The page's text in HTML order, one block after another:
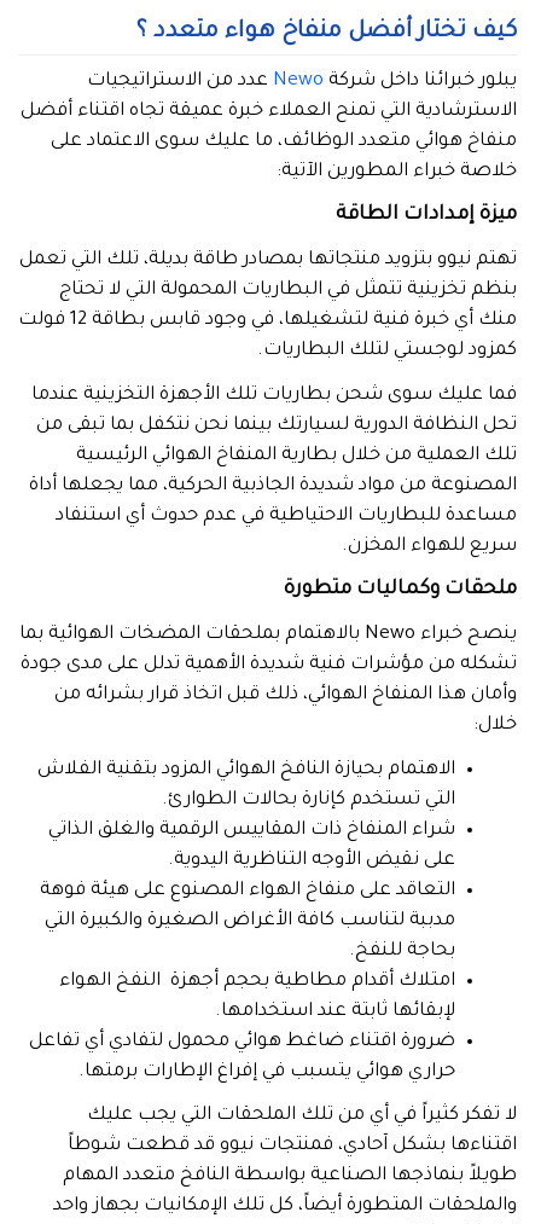
كيف تختار أفضل منفاخ هواء متعدد ؟
يبلور خبرائنا داخل شركة Newo عدد من الاستراتيجيات
الاسترشادية التي تمنح العملاء خبرة عميقة تجاه اقتناء أفضل
منفاخ هوائي متعدد الوظائف، ما عليك سوى الاعتماد على
خلاصة خبراء المطورين الآتية:
ميزة إمدادات الطاقة
تهتم نيوو بتزويد منتجاتها بمصادر طاقة بديلة، تلك التي تعمل
بنظم تخزينية تتمثل في البطاريات المحمولة التي لا تحتاج
منك أي خبرة فنية لتشغيلها، في وجود قابس بطاقة 12 فولت
كمزود لوجستي لتلك البطاريات.
فما عليك سوى شحن بطاريات تلك الأجهزة التخزينية عندما
تحل النظافة الدورية لسيارتك بينما نحن نتكفل بما تبقى من
تلك العملية من خلال بطارية المنفاخ الهوائي الرئيسية
المصنوعة من مواد شديدة الجاذبية الحركية، مما يجعلها أداة
مساعدة للبطاريات الاحتياطية في عدم حدوث أي استنفاد
سريع للهواء المخزن.
ملحقات وكماليات متطورة
ينصح خبراء Newo بالاهتمام بملحقات المضخات الهوائية بما
تشكله من مؤشرات فنية شديدة الأهمية تدلل على مدى جودة
وأمان هذا المنفاخ الهوائي، ذلك قبل اتخاذ قرار بشرائه من
خلال:
الاهتمام بحيازة النافخ الهوائي المزود بتقنية الفلاش
التي تستخدم كإنارة بحالات الطوارئ.
شراء المنفاخ ذات المقاييس الرقمية والغلق الذاتي
على نقيض الأوجه التناظرية اليدوية.
التعاقد على منفاخ الهواء المصنوع على هيئة فوهة
مدببة لتناسب كافة الأغراض الصغيرة والكبيرة التي
بحاجة للنفخ.
امتلاك أقدام مطاطية بحجم أجهزة النفخ الهواء
لإبقائها ثابتة عند استخدامها.
ضرورة اقتناء ضاغط هوائي محمول لتفادي أي تفاعل
حراري هوائي يتسبب في إفراغ الإطارات برمتها.
لا تفكر كثيراً في أي من تلك الملحقات التي يجب عليك
اقتناءها بشكل آحادي، فمنتجات نيوو قد قطعت شوطاً
طويلاً بنماذجها الصناعية بواسطة النافخ متعدد المهام
والملحقات المتطورة أيضاً، كل تلك الإمكانيات بجهاز واحد